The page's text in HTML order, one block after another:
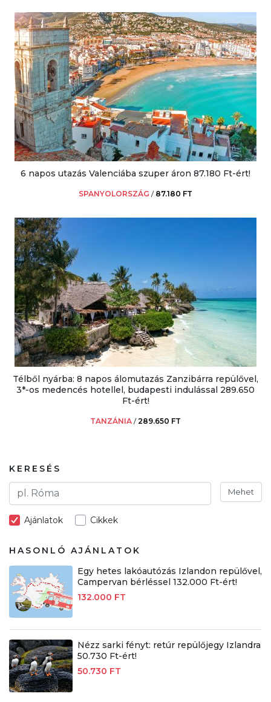
6 napos utazás Valenciába szuper áron 87.180 Ft-ért!
SPANYOLORSZÁG / 87.180 FT
Télből nyárba: 8 napos álomutazás Zanzibárra repülővel,
3*-os medencés hotellel, budapesti indulással 289.650
Ft-ért!
TANZÁNIA /289.650 FT
KERESÉS
Mehet
Ajánlatok Cikkek
HASONLÓ AJÁNLATOK
Egy hetes lakóautózás Izlandon repülővel,
Campervan bérléssel 132.000 Ft-ért!
132.000 FT
Nézz sarki fényt: retúr repülőjegy Izlandra
50.730 Ft-ért!
50.730 FT